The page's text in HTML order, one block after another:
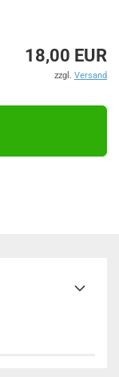
18,00 EUR
zzgl. Versand